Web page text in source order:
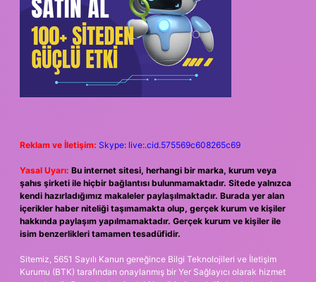
Reklam ve İletişim: Skype: live:.cid.575569c608265c69
Yasal Uyarı: Bu internet sitesi, herhangi bir marka, kurum veya
şahıs şirketi ile hiçbir bağlantısı bulunmamaktadır. Sitede yalnızca
kendi hazırladığımız makaleler paylaşılmaktadır. Burada yer alan
içerikler haber niteliği taşımamakta olup, gerçek kurum ve kişiler
hakkında paylaşım yapılmamaktadır. Gerçek kurum ve kişiler ile
isim benzerlikleri tamamen tesadüfidir.
Sitemiz, 5651 Sayılı Kanun gereğince Bilgi Teknolojileri ve İletişim
Kurumu (BTK) tarafından onaylanmış bir Yer Sağlayıcı olarak hizmet